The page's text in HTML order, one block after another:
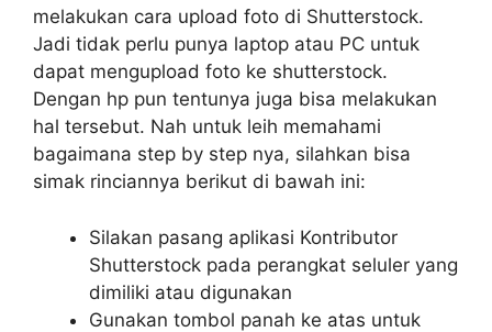
melakukan cara upload foto di Shutterstock.
Jadi tidak perlu punya laptop atau PC untuk
dapat mengupload foto ke shutterstock.
Dengan hp pun tentunya juga bisa melakukan
hal tersebut. Nah untuk leih memahami
bagaimana step by step nya, silahkan bisa
simak rinciannya berikut di bawah ini:
Silakan pasang aplikasi Kontributor
Shutterstock pada perangkat seluler yang
dimiliki atau digunakan
Gunakan tombol panah ke atas untuk